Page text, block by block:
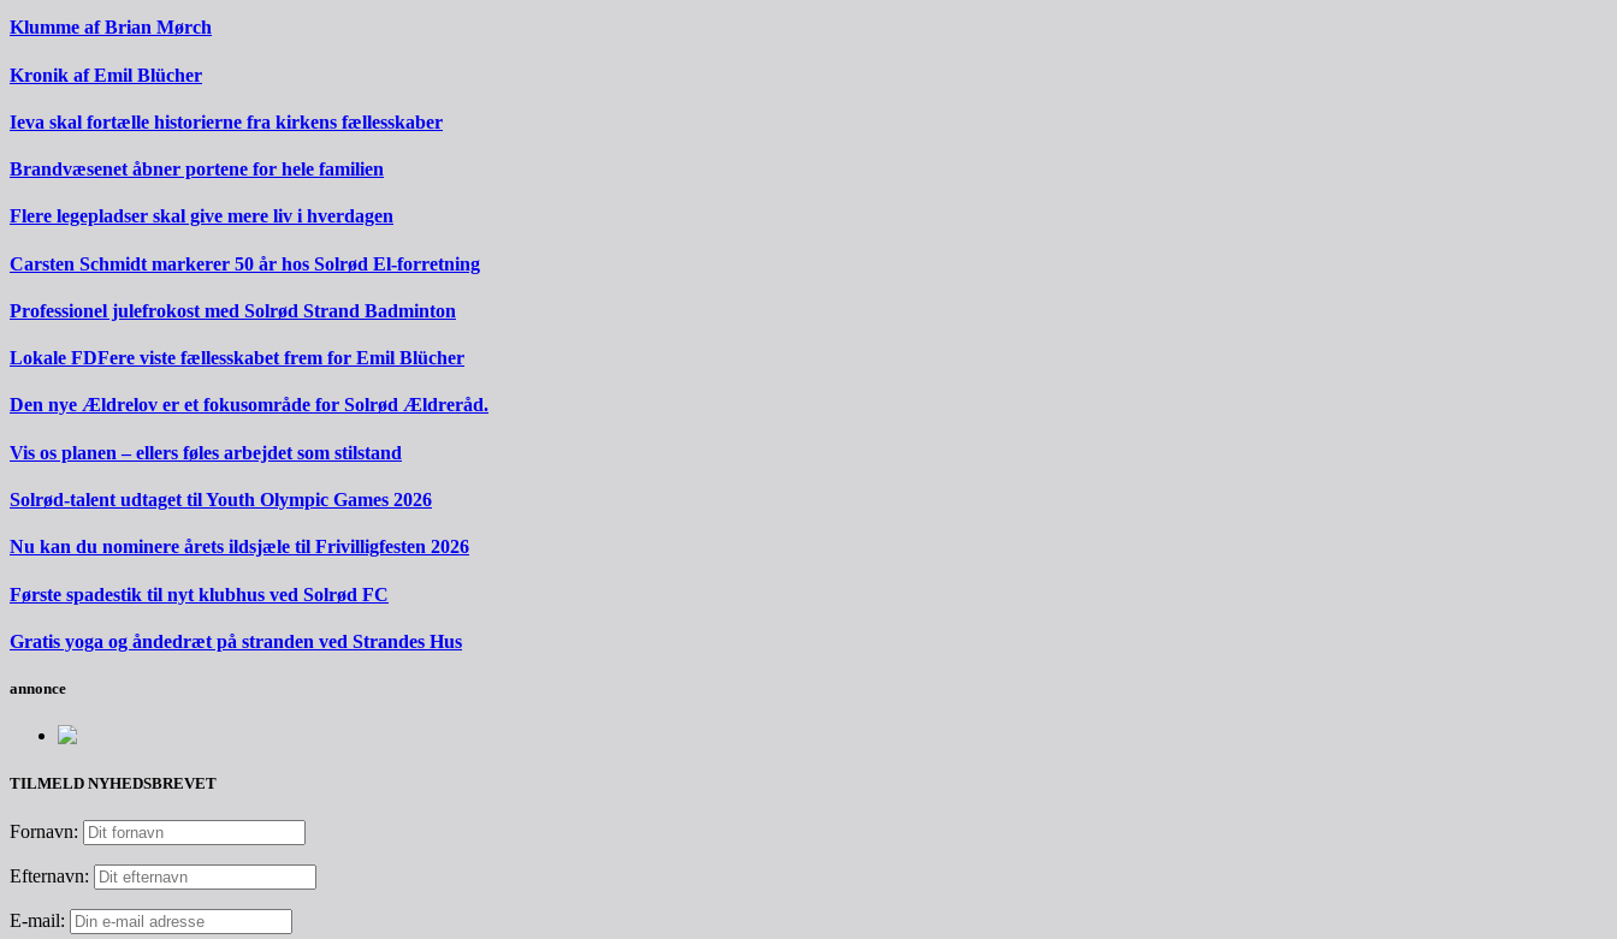
Klumme af Brian Mørch
Kronik af Emil Blücher
Ieva skal fortælle historierne fra kirkens fællesskaber
Brandvæsenet åbner portene for hele familien
Flere legepladser skal give mere liv i hverdagen
Carsten Schmidt markerer 50 år hos Solrød El-forretning
Professionel julefrokost med Solrød Strand Badminton
Lokale FDFere viste fællesskabet frem for Emil Blücher
Den nye Ældrelov er et fokusområde for Solrød Ældreråd.
Vis os planen – ellers føles arbejdet som stilstand
Solrød-talent udtaget til Youth Olympic Games 2026
Nu kan du nominere årets ildsjæle til Frivilligfesten 2026
Første spadestik til nyt klubhus ved Solrød FC
Gratis yoga og åndedræt på stranden ved Strandes Hus
annonce
TILMELD NYHEDSBREVET
Fornavn:
Efternavn:
E-mail: